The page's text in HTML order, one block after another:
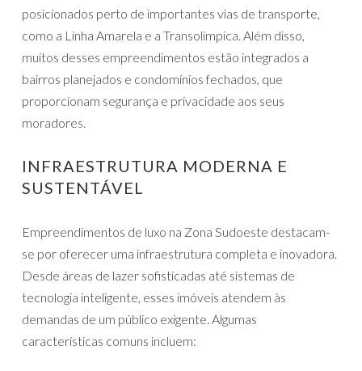
posicionados perto de importantes vias de transporte,
como a Linha Amarela e a Transolímpica. Além disso,
muitos desses empreendimentos estão integrados a
bairros planejados e condomínios fechados, que
proporcionam segurança e privacidade aos seus
moradores.
INFRAESTRUTURA MODERNA E
SUSTENTÁVEL
Empreendimentos de luxo na Zona Sudoeste destacam-
se por oferecer uma infraestrutura completa e inovadora.
Desde áreas de lazer sofisticadas até sistemas de
tecnologia inteligente, esses imóveis atendem às
demandas de um público exigente. Algumas
características comuns incluem: